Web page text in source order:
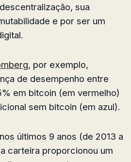
sua
e por ser um
, por exemplo,
de desempenho entre
em bitcoin (em vermelho)
sem bitcoin (em azul).
últimos 9 anos (de 2013 a
carteira proporcionou um